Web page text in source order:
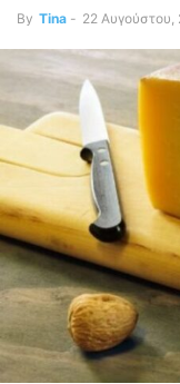
By Tina - 22 Αυγούστου,